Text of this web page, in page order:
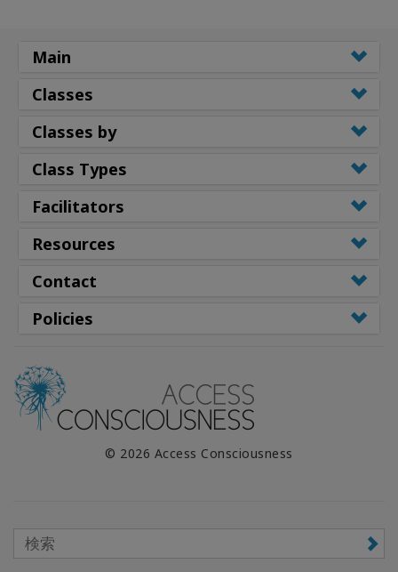
Main
Classes
Classes by
Class Types
Facilitators
Resources
Contact
Policies
© 2026 Access Consciousness